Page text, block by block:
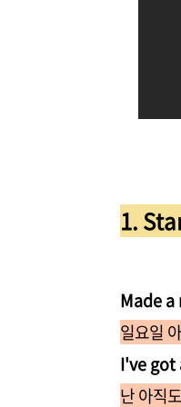
1.
Made
일요일
I've
난 아직